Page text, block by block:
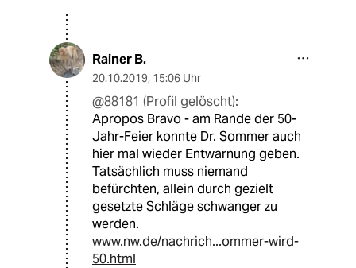
Rainer B.
20.10.2019, 15:06 Uhr
@88181 (Profil gelöscht):
Apropos Bravo - am Rande der 50-
Jahr-Feier konnte Dr. Sommer auch
hier mal wieder Entwarnung geben.
Tatsächlich muss niemand
befürchten, allein durch gezielt
gesetzte Schläge schwanger zu
werden.
www.nw.de/nachrich...ommer-wird-
50.html